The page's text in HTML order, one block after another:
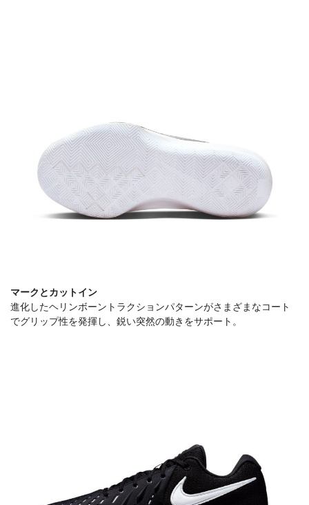
マークとカットイン
進化したヘリンボーントラクションパターンがさまざまなコート
でグリップ性を発揮し、鋭い突然の動きをサポート。